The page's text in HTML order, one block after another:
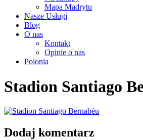
Mapa Madrytu
Nasze Usługi
Blog
O nas
Kontakt
Opinie o nas
Polonia
Stadion Santiago
Dodaj komentarz